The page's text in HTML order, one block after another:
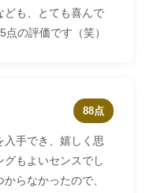
ども、とても喜んで
の評価です（笑）
88点
入手でき、嬉しく思
グもよいセンスでし
らなかったので、